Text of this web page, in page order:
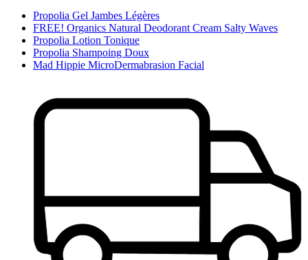
Propolia Gel Jambes Légères
FREE! Organics Natural Deodorant Cream Salty Waves
Propolia Lotion Tonique
Propolia Shampoing Doux
Mad Hippie MicroDermabrasion Facial